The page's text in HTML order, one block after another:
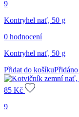
9
Kontryhel nať, 50 g
0 hodnocení
Kontryhel nať, 50 g
Přidat do košíku
85 Kč
9